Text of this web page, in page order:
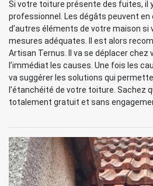
Si votre toiture présente des fuites, il
professionnel. Les dégâts peuvent en
d’autres éléments de votre maison si
mesures adéquates. Il est alors
Artisan Ternus. Il va se déplacer chez
l’immédiat les causes. Une fois les
va suggérer les solutions qui
l’étanchéité de votre toiture. Sachez
totalement gratuit et sans